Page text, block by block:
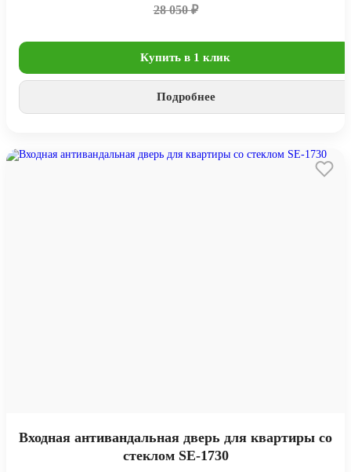
28 050 ₽
Купить в 1 клик
Подробнее
Входная антивандальная дверь для квартиры со
стеклом SE-1730